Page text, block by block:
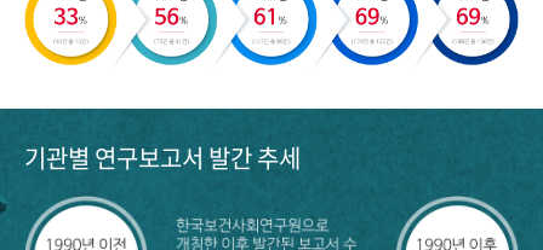
기관별 연구보고서 발간 추세